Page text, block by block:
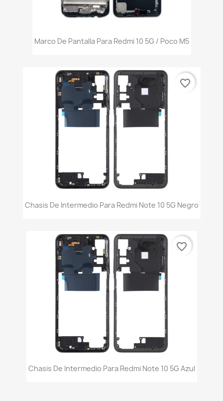
Marco De Pantalla Para Redmi 10 5G / Poco M5
Chasis De Intermedio Para Redmi Note 10 5G Negro
favorite_border
Chasis De Intermedio Para Redmi Note 10 5G Azul
favorite_border